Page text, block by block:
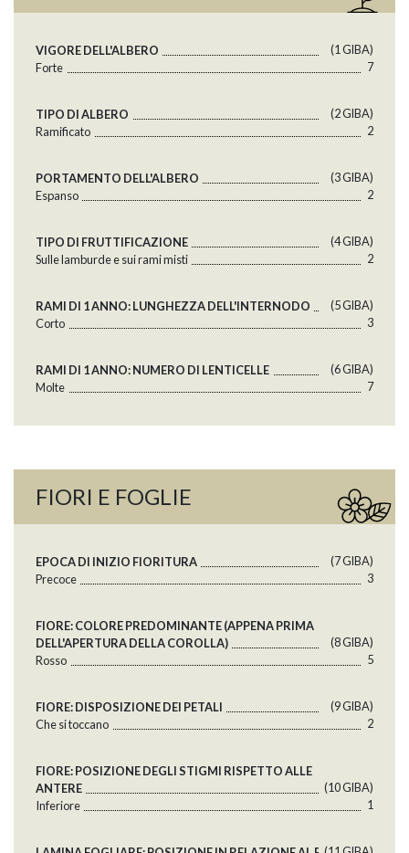
VIGORE DELL'ALBERO
(1 GlBA)
Forte
7
TIPO DI ALBERO
(2 GlBA)
Ramificato
2
PORTAMENTO DELL'ALBERO
(3 GlBA)
Espanso
2
TIPO DI FRUTTIFICAZIONE
(4 GlBA)
Sulle lamburde e sui rami misti
2
RAMI DI 1 ANNO: LUNGHEZZA DELL'INTERNODO
(5 GlBA)
Corto
3
RAMI DI 1 ANNO: NUMERO DI LENTICELLE
(6 GlBA)
Molte
7
FIORI E FOGLIE
EPOCA DI INIZIO FIORITURA
(7 GlBA)
Precoce
3
FIORE: COLORE PREDOMINANTE (APPENA PRIMA
DELL'APERTURA DELLA COROLLA)
(8 GlBA)
Rosso
5
FIORE: DISPOSIZIONE DEI PETALI
(9 GlBA)
Che si toccano
2
FIORE: POSIZIONE DEGLI STIGMI RISPETTO ALLE
ANTERE
(10 GlBA)
Inferiore
1